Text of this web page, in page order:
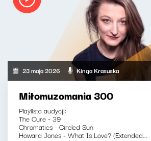
23 maja 2026 Kinga Krasuska
Miłomuzomania 300
Playlista audycji:
The Cure - 39
Chromatics - Circled Sun
Howard Jones - What Is Love? (Extended...